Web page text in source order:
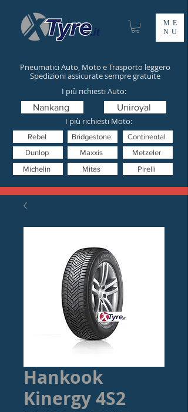
ME
NU
Pneumatici Auto, Moto e Trasporto leggero
Spedizioni assicurate sempre gratuite
I più richiesti Moto:
Mitas
Nankang
Pirelli
Uniroyal
Metzeler
Dunlop
Bridgestone Continental
Michelin
Rebel
I più richiesti Auto:
Maxxis
Hankook
Kinergy 4S2